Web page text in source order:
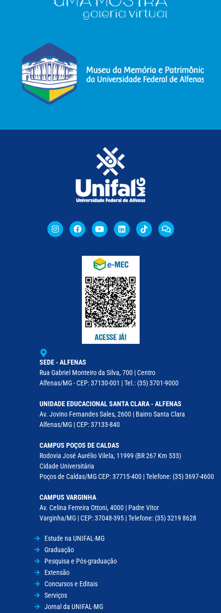
SEDE - ALFENAS
Rua Gabriel Monteiro da Silva, 700 | Centro
Alfenas/MG - CEP: 37130-001 | Tel.: (35) 3701-9000
UNIDADE EDUCACIONAL SANTA CLARA - ALFENAS
Av. Jovino Fernandes Sales, 2600 | Bairro Santa Clara
Alfenas/MG | CEP: 37133-840
CAMPUS POÇOS DE CALDAS
Rodovia José Aurélio Vilela, 11999 (BR 267 Km 533)
Cidade Universitária
Poços de Caldas/MG CEP: 37715-400 | Telefone: (35) 3697-4600
CAMPUS VARGINHA
Av. Celina Ferreira Ottoni, 4000 | Padre Vitor
Varginha/MG | CEP: 37048-395 | Telefone: (35) 3219 8628
Estude na UNIFAL-MG
Graduação
Pesquisa e Pós-graduação
Extensão
Concursos e Editais
Serviços
Jornal da UNIFAL-MG